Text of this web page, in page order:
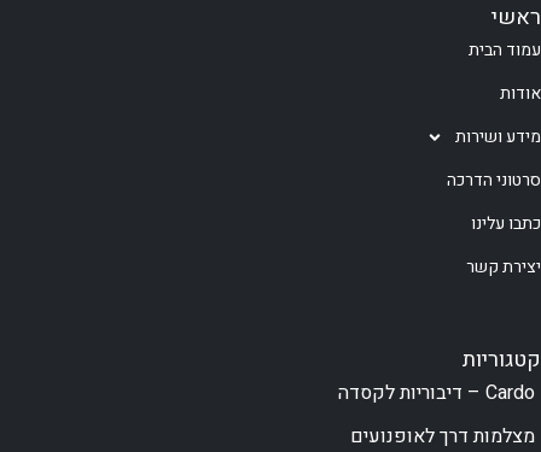
ראשי
עמוד הבית
אודות
מידע ושירות
סרטוני הדרכה
כתבו עלינו
יצירת קשר
קטגוריות
Cardo – דיבוריות לקסדה
מצלמות דרך לאופנועים